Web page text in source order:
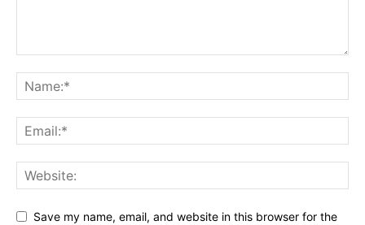
Save my name, email, and website in this browser for the